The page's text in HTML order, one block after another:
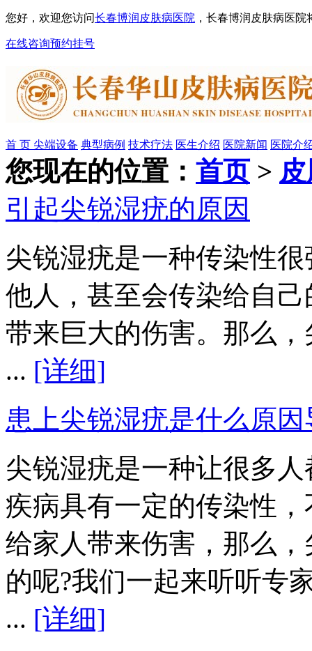
您好，欢迎您访问长春博润皮肤病医院 ，长春博润皮肤病医
在线咨询预约挂号
首 页 尖端设备 典型病例 技术疗法 医生介绍 医院新闻 医院介
您现在的位置： 首页 >
引起尖锐湿疣的原因
尖锐湿疣是一种传染性
他人，甚至会传染给自
带来巨大的伤害。那么
... [详细]
患上尖锐湿疣是什么原因
尖锐湿疣是一种让很多
疾病具有一定的传染性
给家人带来伤害，那么
的呢?我们一起来听听专
... [详细]